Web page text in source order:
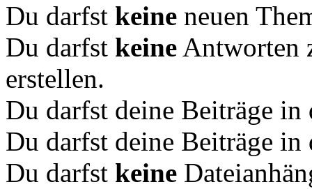
Du darfst keine neuen
Du darfst keine Antworten
erstellen.
Du darfst deine Beiträge
Du darfst deine Beiträge
Du darfst keine